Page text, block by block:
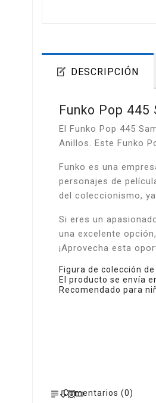
DESCRIPCIÓN
Funko Pop
El Funko Pop 445
Anillos. Este Funko
Funko es una
personajes de
del coleccionismo,
Si eres un
una excelente
¡Aprovecha esta
Figura de colección
El producto se envía
Recomendado para
Comentarios (0)